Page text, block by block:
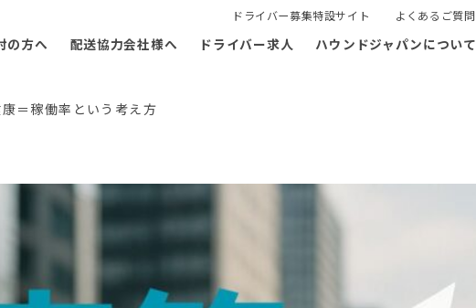
ドライバー募集特設サイト よくあるご質問
の方へ 配送協力会社様へ ドライバー求人 ハウンドジャパンについて
＝稼働率という考え方